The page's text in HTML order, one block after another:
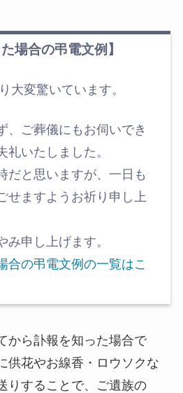
場合の弔電文例】
大変驚いています。
、ご葬儀にもお伺いでき
礼いたしました。
だと思いますが、一日も
せますようお祈り申し上
み申し上げます。
合の弔電文例の一覧はこ
から訃報を知った場合で
供花やお線香・ロウソクな
りすることで、ご遺族の